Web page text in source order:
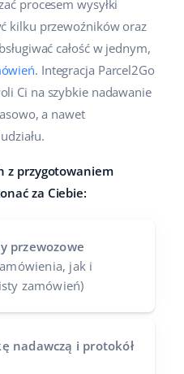
procesem wysyłki
kilku przewoźników oraz
całość w jednym,
. Integracja Parcel2Go
Ci na szybkie nadawanie
a nawet
z przygotowaniem
za Ciebie:
przewozowe
jak i
zamówień)
nadawczą i protokół